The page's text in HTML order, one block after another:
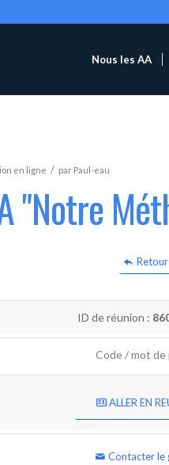
Nous les AA
en ligne / par Paul-eau
"Notre
ID de réunion :
Code / mot de
ALLER EN
Contacter le